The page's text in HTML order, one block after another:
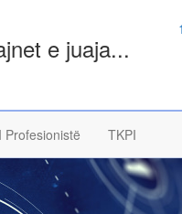
e juaja...
Profesionistë TKPI